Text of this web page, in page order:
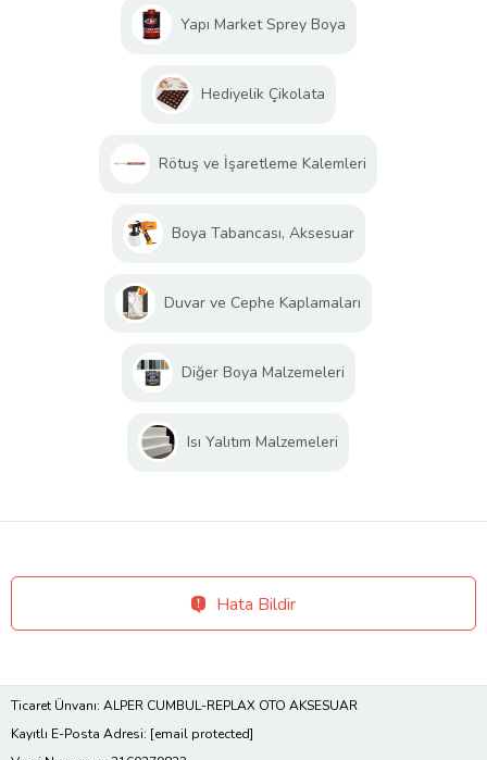
Yapı Market Sprey Boya
Hediyelik Çikolata
Rötuş ve İşaretleme Kalemleri
Boya Tabancası, Aksesuar
Duvar ve Cephe Kaplamaları
Diğer Boya Malzemeleri
Isı Yalıtım Malzemeleri
Hata Bildir
Ticaret Ünvanı: ALPER CUMBUL-REPLAX OTO AKSESUAR
Kayıtlı E-Posta Adresi: [email protected]